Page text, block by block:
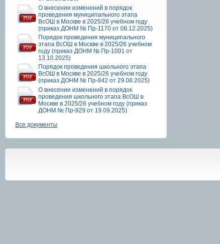
О внесении изменений в порядок
проведения муниципального этапа
ВсОШ в Москве в 2025/26 учебном году
(приказ ДОНМ № Пр-1170 от 08.12.2025)
Порядок проведения муниципального
этапа ВсОШ в Москве в 2025/26 учебном
году (приказ ДОНМ № Пр-1001 от
13.10.2025)
Порядок проведения школьного этапа
ВсОШ в Москве в 2025/26 учебном году
(приказ ДОНМ № Пр-842 от 29.08.2025)
О внесении изменений в порядок
проведения школьного этапа ВсОШ в
Москве в 2025/26 учебном году (приказ
ДОНМ № Пр-929 от 19.09.2025)
Все документы